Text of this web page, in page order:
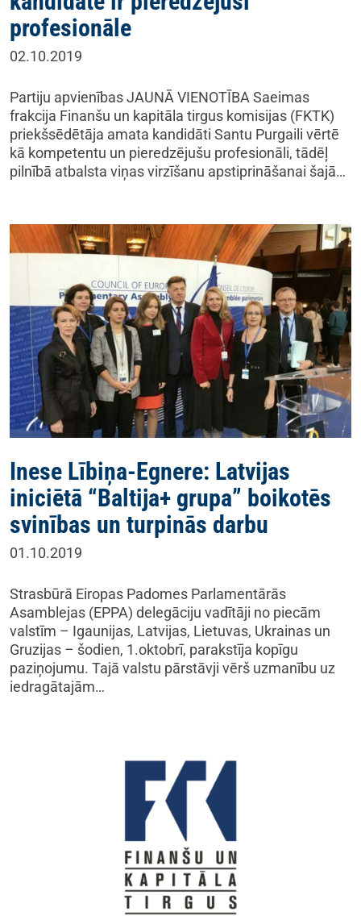
profesionāle
02.10.2019
Partiju apvienības JAUNĀ VIENOTĪBA Saeimas
frakcija Finanšu un kapitāla tirgus komisijas (FKTK)
priekšsēdētāja amata kandidāti Santu Purgaili vērtē
kā kompetentu un pieredzējušu profesionāli, tādēļ
pilnībā atbalsta viņas virzīšanu apstiprināšanai šajā…
Inese Lībiņa-Egnere: Latvijas
iniciētā “Baltija+ grupa” boikotēs
svinības un turpinās darbu
01.10.2019
Strasbūrā Eiropas Padomes Parlamentārās
Asamblejas (EPPA) delegāciju vadītāji no piecām
valstīm – Igaunijas, Latvijas, Lietuvas, Ukrainas un
Gruzijas – šodien, 1.oktobrī, parakstīja kopīgu
paziņojumu. Tajā valstu pārstāvji vērš uzmanību uz
iedragātajām…